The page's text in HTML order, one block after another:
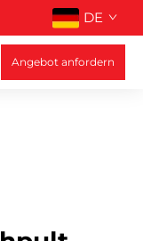
DE
Angebot anfordern